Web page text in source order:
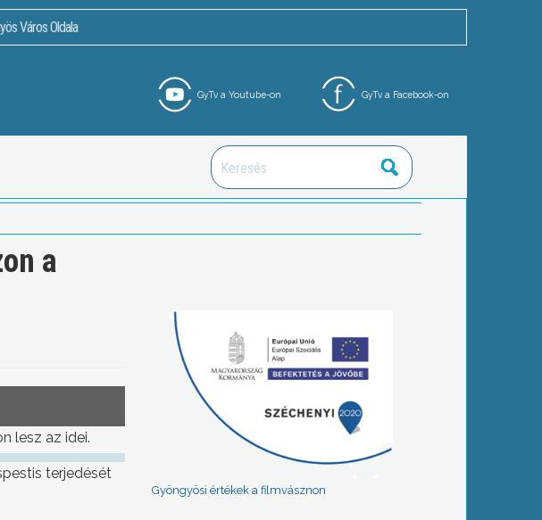
Város Oldala
GyTv a Facebook-on
GyTv a Youtube-on
a
lesz az idei.
terjedését
Gyöngyösi értékek a filmvásznon